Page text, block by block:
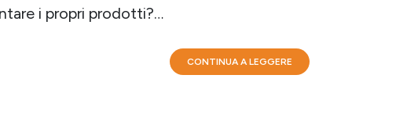
i propri prodotti?…
CONTINUA A LEGGERE